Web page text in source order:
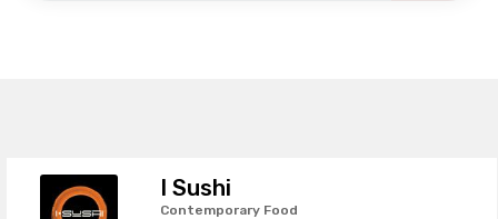
I Sushi
Contemporary Food